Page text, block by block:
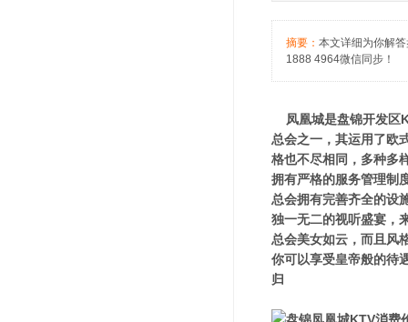
摘要： 本文详细为你解
1888 4964微信同步！
凤凰城是盘锦开发区
总会之一，其运用了欧
格也不尽相同，多种多
拥有严格的服务管理制
总会拥有完善齐全的设
独一无二的视听盛宴，
总会美女如云，而且风
你可以享受皇帝般的待
归